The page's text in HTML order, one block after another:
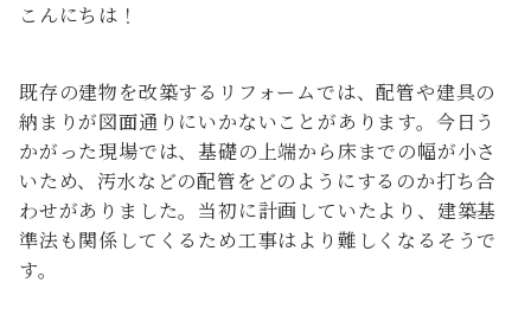
こんにちは！
既存の建物を改築するリフォームでは、配管や建具の
納まりが図面通りにいかないことがあります。今日う
かがった現場では、基礎の上端から床までの幅が小さ
いため、汚水などの配管をどのようにするのか打ち合
わせがありました。当初に計画していたより、建築基
準法も関係してくるため工事はより難しくなるそうで
す。